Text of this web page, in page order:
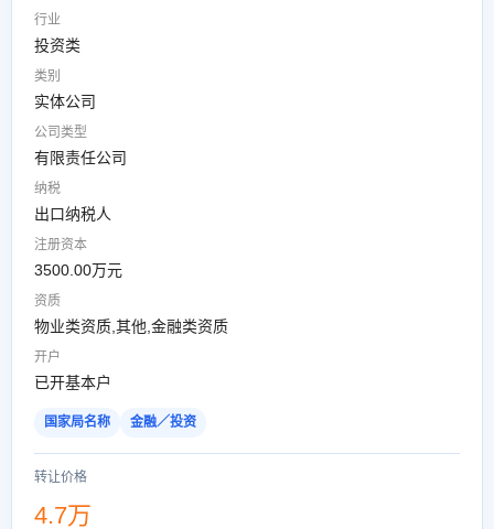
行业
投资类
类别
实体公司
公司类型
有限责任公司
纳税
出口纳税人
注册资本
3500.00万元
资质
物业类资质,其他,金融类资质
开户
已开基本户
国家局名称 金融／投资
转让价格
4.7万